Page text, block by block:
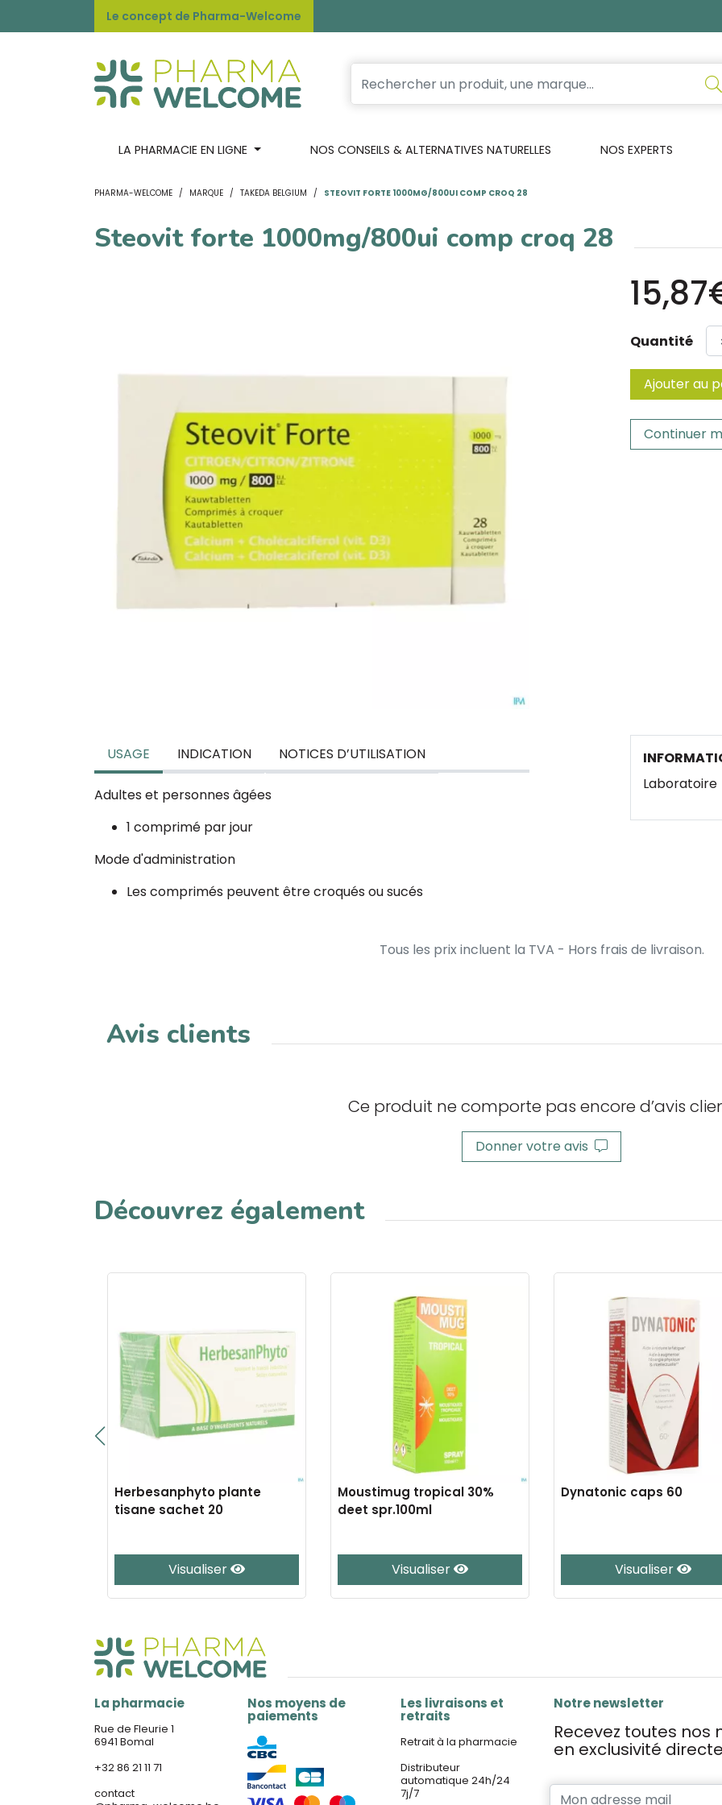
Le concept de Pharma-Welcome
LA PHARMACIE EN LIGNE NOS CONSEILS & ALTERNATIVES NATURELLES NOS EXPERTS
PHARMA-WELCOME MARQUE TAKEDA BELGIUM STEOVIT FORTE 1000MG/800UI COMP CROQ 28
Steovit forte 1000mg/800ui comp croq 28
Quantité
Ajouter au
Continuer
USAGE INDICATION NOTICES D’UTILISATION
Adultes et personnes âgées
1 comprimé par jour
Mode d'administration
Les comprimés peuvent être croqués ou sucés
Laboratoire
Tous les prix incluent la TVA - Hors frais de livraison.
Avis clients
Ce produit ne comporte pas encore d’avis
Donner votre avis
Découvrez également
Herbesanphyto plante
tisane sachet 20
Visualiser
Moustimug tropical 30%
deet spr.100ml
Visualiser
Dynatonic caps 60
Visualiser
La pharmacie
Rue de Fleurie 1
6941 Bomal
+32 86 21 11 71
contact
Nos moyens de
paiements
Les livraisons et
retraits
Retrait à la pharmacie
Distributeur
automatique 24h/24
7j/7
Notre newsletter
Recevez toutes
en exclusivité